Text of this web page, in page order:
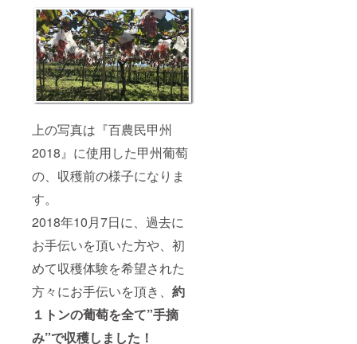
上の写真は『百農民甲州
2018』に使用した甲州葡萄
の、収穫前の様子になりま
す。
2018年10月7日に、過去に
お手伝いを頂いた方や、初
めて収穫体験を希望された
方々にお手伝いを頂き、 約
１トンの葡萄を全て”手摘
み”で収穫しました！